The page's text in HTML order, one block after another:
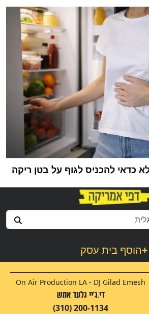
כדאי להכניס לגוף על בטן ריקה
הוסף בית עסק+
On Air Production LA - DJ Gilad Emesh
די.ג'יי גלעד אמש
(310) 200-1134